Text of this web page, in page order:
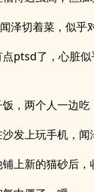
泽切着菜，似乎
ptsd了，心脏
，两个人一边吃
发上玩手机，闻
上新的猫砂后